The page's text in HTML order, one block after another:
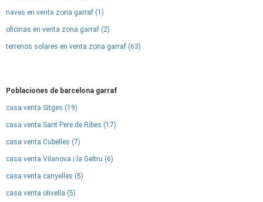
naves en venta zona garraf (1)
oficinas en venta zona garraf (2)
terrenos solares en venta zona garraf (63)
Poblaciones de barcelona garraf
casa venta Sitges (19)
casa venta Sant Pere de Ribes (17)
casa venta Cubelles (7)
casa venta Vilanova i la Geltru (6)
casa venta canyelles (5)
casa venta olivella (5)